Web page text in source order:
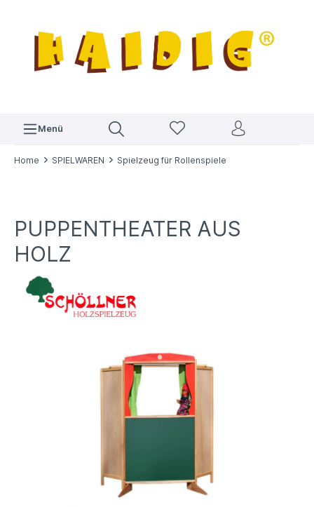
Menü
Home SPIELWAREN Spielzeug für Rollenspiele
PUPPENTHEATER AUS
HOLZ